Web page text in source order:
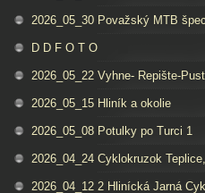
2026_05_30 Považský MTB
D D F O T O
2026_05_22 Vyhne- Repište-
2026_05_15 Hliník a okolie
2026_05_08 Potulky po Turci 1
2026_04_24 Cyklokruzok
2026_04_12 2 Hlinícká Jarná